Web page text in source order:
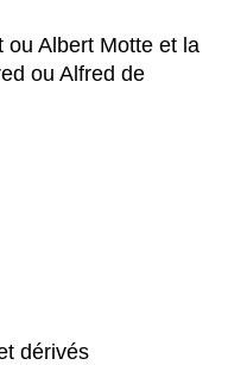
ou Albert Motte et la
ou Alfred de
dérivés